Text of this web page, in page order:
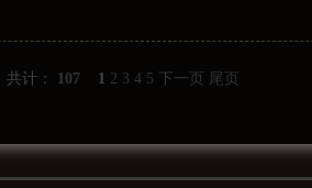
共计： 107 1 2 3 4 5 下一页 尾页